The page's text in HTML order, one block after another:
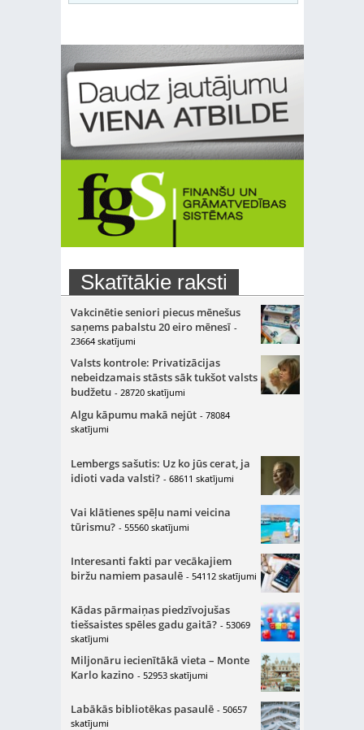
Skatītākie raksti
Vakcinētie seniori piecus mēnešus
saņems pabalstu 20 eiro mēnesī -
23664 skatījumi
Valsts kontrole: Privatizācijas
nebeidzamais stāsts sāk tukšot valsts
budžetu - 28720 skatījumi
Algu kāpumu makā nejūt - 78084
skatījumi
Lembergs sašutis: Uz ko jūs cerat, ja
idioti vada valsti? - 68611 skatījumi
Vai klātienes spēļu nami veicina
tūrismu? - 55560 skatījumi
Interesanti fakti par vecākajiem
biržu namiem pasaulē - 54112 skatījumi
Kādas pārmaiņas piedzīvojušas
tiešsaistes spēles gadu gaitā? - 53069
skatījumi
Miljonāru iecienītākā vieta – Monte
Karlo kazino - 52953 skatījumi
Labākās bibliotēkas pasaulē - 50657
skatījumi